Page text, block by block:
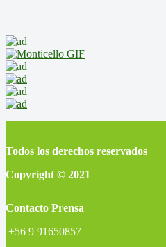
Todos los derechos reservados
Copyright © 2021
Contacto Prensa
+56 9 91650857